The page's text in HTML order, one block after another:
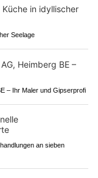
Seelage
– Ihr Maler und Gipserprofi
an sieben